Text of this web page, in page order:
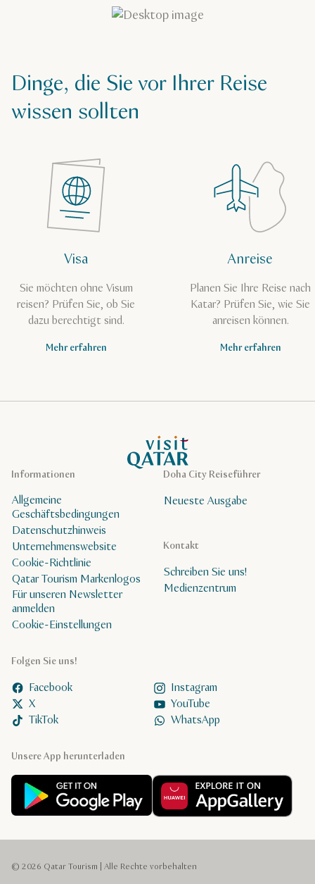
Dinge, die Sie vor Ihrer Reise
wissen sollten
Visa
Sie möchten ohne Visum
reisen? Prüfen Sie, ob Sie
dazu berechtigt sind.
Mehr erfahren
Anreise
Planen Sie Ihre Reise nach
Katar? Prüfen Sie, wie Sie
anreisen können.
Mehr erfahren
VisitQatar Homepage
Unsere App herunterladen
Doha City Reiseführer
Neueste Ausgabe
Folgen Sie uns!
Facebook
Instagram
X
YouTube
TikTok
WhatsApp
Kontakt
Schreiben Sie uns!
Medienzentrum
Informationen
Allgemeine
Geschäftsbedingungen
Datenschutzhinweis
Unternehmenswebsite
Cookie-Richtlinie
Qatar Tourism Markenlogos
Für unseren Newsletter
anmelden
Cookie-Einstellungen
© 2026 Qatar Tourism | Alle Rechte vorbehalten